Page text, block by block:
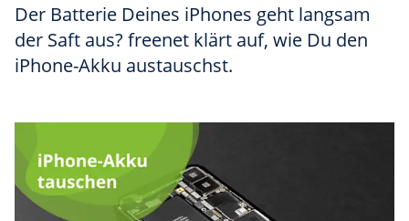
Der Batterie Deines iPhones geht langsam
der Saft aus? freenet klärt auf, wie Du den
iPhone-Akku austauschst.